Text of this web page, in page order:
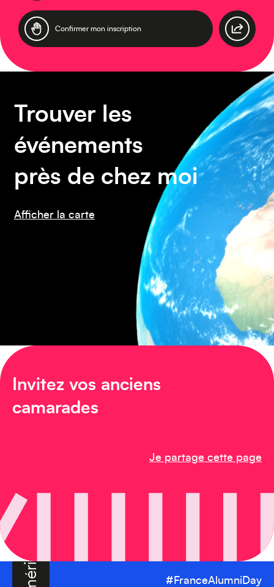
Trouver les
événements
près de chez moi
Afficher la carte
Invitez vos anciens
camarades
Je partage cette page
Amérique du Nord
Amérique du Sud
Asie
Caraïbes
Europe
#FranceAlumniDay